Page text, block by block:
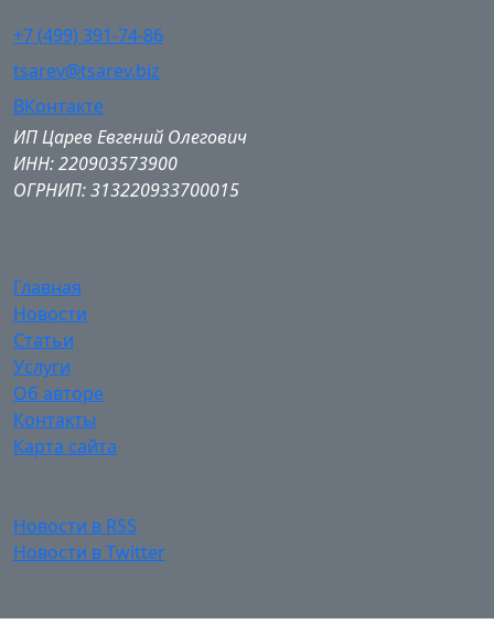
+7 (499) 391-74-86
tsarev@tsarev.biz
ВКонтакте
ИП Царев Евгений Олегович
ИНН: 220903573900
ОГРНИП: 313220933700015
Главная
Новости
Статьи
Услуги
Об авторе
Контакты
Карта сайта
Новости в RSS
Новости в Twitter